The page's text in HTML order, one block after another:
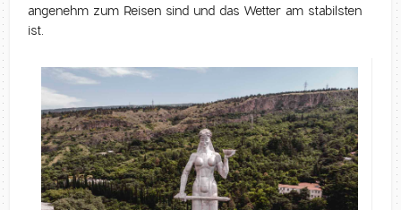
angenehm zum Reisen sind und das Wetter am stabilsten
ist.